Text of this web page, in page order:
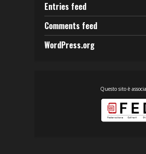
Entries feed
Comments feed
WordPress.org
Questo sito è